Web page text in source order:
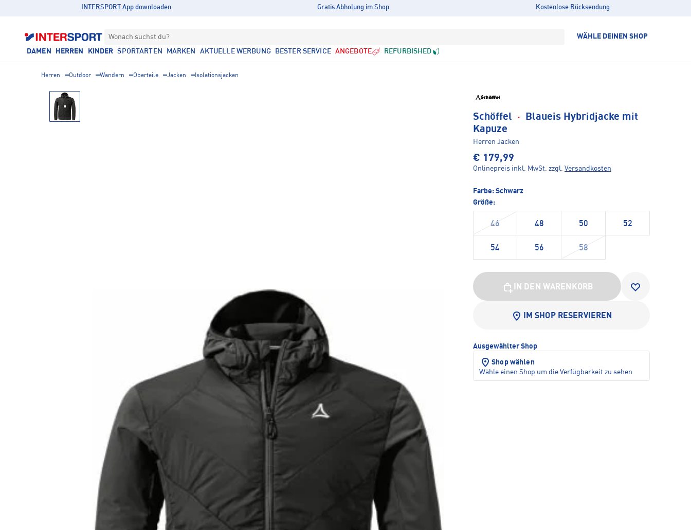
INTERSPORT App downloaden Gratis Abholung im Shop Kostenlose Rücksendung
Wonach suchst du? WÄHLE DEINEN SHOP
DAMEN HERREN KINDER SPORTARTEN MARKEN AKTUELLE WERBUNG BESTER SERVICE ANGEBOTE REFURBISHED
Herren Outdoor Wandern Oberteile Jacken Isolationsjacken
Schöffel · Blaueis Hybridjacke mit
Kapuze
Herren Jacken
€ 179,99
Onlinepreis inkl. MwSt. zzgl. Versandkosten
Farbe: Schwarz
Größe:
46 48 50 52
54 56 58
IN DEN WARENKORB
IM SHOP RESERVIEREN
Ausgewählter Shop
Shop wählen
Wähle einen Shop um die Verfügbarkeit zu sehen